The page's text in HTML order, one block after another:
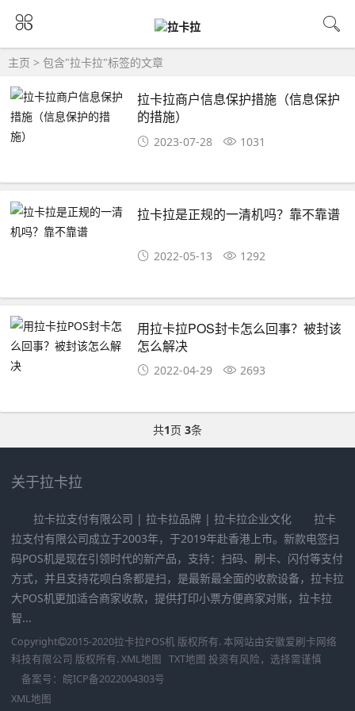
主页 > 包含"拉卡拉"标签的文章
拉卡拉商户信息保护措施（信息保护
的措施）
2023-07-28 1031
拉卡拉是正规的一清机吗？靠不靠谱
2022-05-13 1292
用拉卡拉POS封卡怎么回事？被封该
怎么解决
2022-04-29 2693
共1页 3条
关于拉卡拉
拉卡拉支付有限公司 | 拉卡拉品牌 | 拉卡拉企业文化 拉卡
拉支付有限公司成立于2003年，于2019年赴香港上市。新款电签扫
码POS机是现在引领时代的新产品，支持：扫码、刷卡、闪付等支付
方式，并且支持花呗白条都是扫，是最新最全面的收款设备，拉卡拉
大POS机更加适合商家收款，提供打印小票方便商家对账，拉卡拉
智...
Copyright 2015-2020拉卡拉POS机 版权所有. 本网站由安徽爱刷卡网络
科技有限公司 版权所有. XML地图 TXT地图 投资有风险，选择需谨慎
备案号： 皖ICP备2022004303号
XML地图